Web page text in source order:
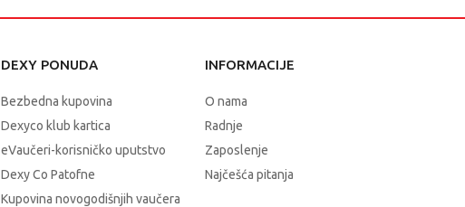
DEXY PONUDA
Bezbedna kupovina
Dexyco klub kartica
eVaučeri-korisničko uputstvo
Dexy Co Patofne
Kupovina novogodišnjih vaučera
INFORMACIJE
O nama
Radnje
Zaposlenje
Najčešća pitanja